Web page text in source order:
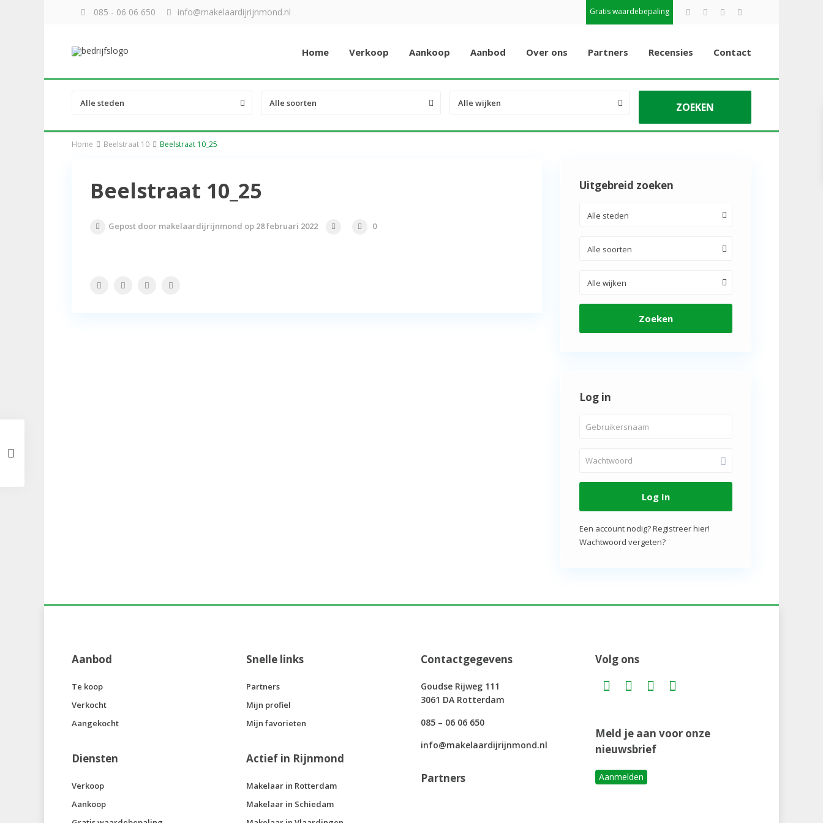
085 - 06 06 650 info@makelaardijrijnmond.nl Gratis waardebepaling
Home Verkoop Aankoop Aanbod Over ons Partners Recensies Contact
Alle steden Alle soorten Alle wijken
Home Beelstraat 10 Beelstraat 10_25
Beelstraat 10_25
Gepost door makelaardijrijnmond op 28 februari 2022 0
Uitgebreid zoeken
Alle steden
Alle soorten
Alle wijken
Zoeken
Log in
Log In
Een account nodig? Registreer hier!
Wachtwoord vergeten?
Aanbod
Te koop
Verkocht
Aangekocht
Diensten
Verkoop
Aankoop
Snelle links
Partners
Mijn profiel
Mijn favorieten
Actief in Rijnmond
Makelaar in Rotterdam
Makelaar in Schiedam
Contactgegevens
Goudse Rijweg 111
3061 DA Rotterdam
085 – 06 06 650
info@makelaardijrijnmond.nl
Partners
Volg ons
Meld je aan voor onze
nieuwsbrief
Aanmelden